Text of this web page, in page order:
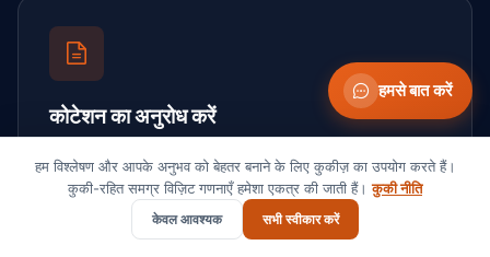
कोटेशन का अनुरोध करें
अपनी लेन, कार्गो और टाइमलाइन भेजें। बिना किसी बाध्यता के संपूर्ण
दर पाएं।
हमसे बात करें
हम विश्लेषण और आपके अनुभव को बेहतर बनाने के लिए कुकीज़ का उपयोग करते हैं।
कुकी-रहित समग्र विज़िट गणनाएँ हमेशा एकत्र की जाती हैं।कुकी नीति
केवल आवश्यक सभी स्वीकार करें